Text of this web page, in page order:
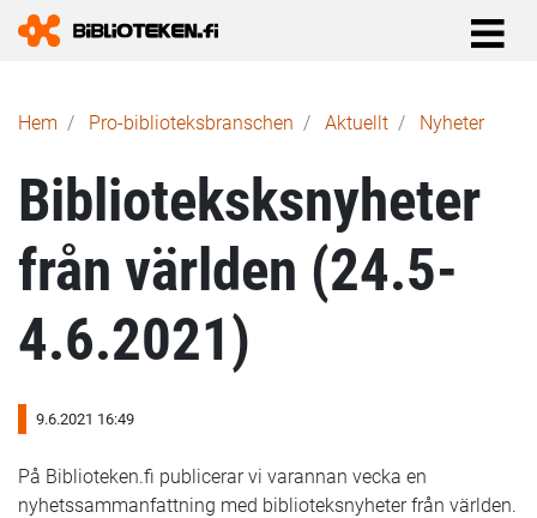
Länkstig
Hem Pro-biblioteks­branschen Aktuellt Nyheter
Biblioteksksnyheter
från världen (24.5-
4.6.2021)
9.6.2021 16:49
På Biblioteken.fi publicerar vi varannan vecka en
nyhetssammanfattning med biblioteksnyheter från världen.